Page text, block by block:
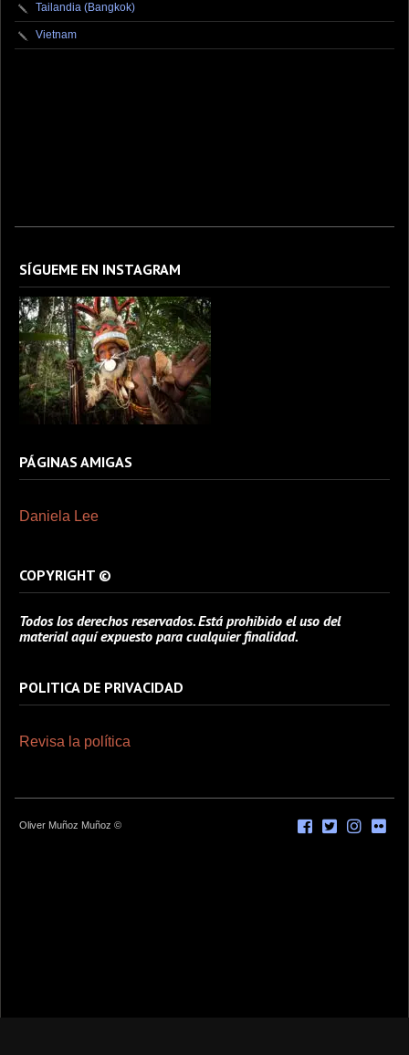
Tailandia (Bangkok)
Vietnam
SÍGUEME EN INSTAGRAM
PÁGINAS AMIGAS
Daniela Lee
COPYRIGHT ©
Todos los derechos reservados. Está prohibido el uso del
material aquí expuesto para cualquier finalidad.
POLITICA DE PRIVACIDAD
Revisa la política
Oliver Muñoz Muñoz ©